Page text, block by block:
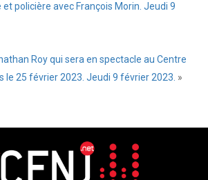
et policière avec François Morin. Jeudi 9
Roy qui sera en spectacle au Centre
le 25 février 2023. Jeudi 9 février 2023. »